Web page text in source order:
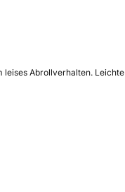
leises Abrollverhalten. Leichte